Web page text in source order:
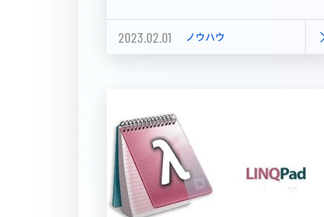
2023.02.01 ノウハウ